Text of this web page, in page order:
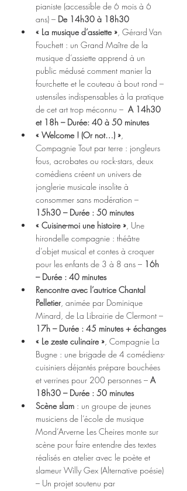
pianiste (accessible de 6 mois à 6
ans) – De 14h30 à 18h30
« La musique d’assiette », Gérard Van
Fouchett : un Grand Maître de la
musique d’assiette apprend à un
public médusé comment manier la
fourchette et le couteau à bout rond –
ustensiles indispensables à la pratique
de cet art trop méconnu – A 14h30
et 18h – Durée: 40 à 50 minutes
« Welcome ! (Or not…) »,
Compagnie Tout par terre : jongleurs
fous, acrobates ou rock-stars, deux
comédiens créent un univers de
jonglerie musicale insolite à
consommer sans modération –
15h30 – Durée : 50 minutes
« Cuisine-moi une histoire », Une
hirondelle compagnie : théâtre
d’objet musical et contes à croquer
pour les enfants de 3 à 8 ans – 16h
– Durée : 40 minutes
Rencontre avec l’autrice Chantal
Pelletier, animée par Dominique
Minard, de La Librairie de Clermont –
17h – Durée : 45 minutes + échanges
« Le zeste culinaire », Compagnie La
Bugne : une brigade de 4 comédiens-
cuisiniers déjantés prépare bouchées
et verrines pour 200 personnes – A
18h30 – Durée : 50 minutes
Scène slam : un groupe de jeunes
musiciens de l’école de musique
Mond’Arverne Les Cheires monte sur
scène pour faire entendre des textes
réalisés en atelier avec le poète et
slameur Willy Gex (Alternative poésie)
– Un projet soutenu par